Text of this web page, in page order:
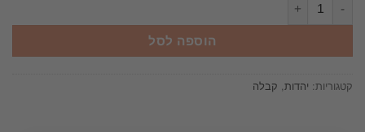
הוספה לסל
קטגוריות: יהדות קבלה